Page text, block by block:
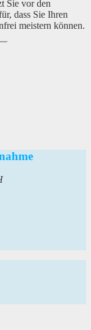
Sie vor den
dass Sie Ihren
meistern können.